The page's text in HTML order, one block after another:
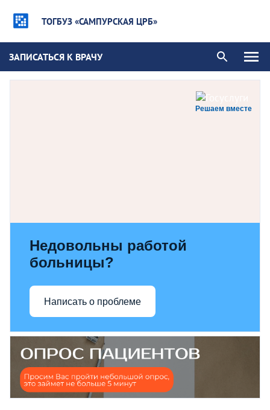
ТОГБУЗ «САМПУРСКАЯ ЦРБ»
ЗАПИСАТЬСЯ К ВРАЧУ
Решаем вместе
Недовольны работой
больницы?
Написать о проблеме